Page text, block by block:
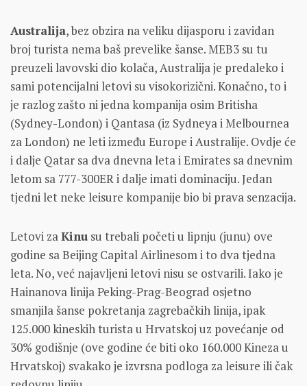
Australija, bez obzira na veliku dijasporu i zavidan
broj turista nema baš prevelike šanse. MEB3 su tu
preuzeli lavovski dio kolača, Australija je predaleko i
sami potencijalni letovi su visokorizični. Konačno, to i
je razlog zašto ni jedna kompanija osim Britisha
(Sydney-London) i Qantasa (iz Sydneya i Melbournea
za London) ne leti između Europe i Australije. Ovdje će
i dalje Qatar sa dva dnevna leta i Emirates sa dnevnim
letom sa 777-300ER i dalje imati dominaciju. Jedan
tjedni let neke leisure kompanije bio bi prava senzacija.
Letovi zaKinu su trebali početi u lipnju (junu) ove
godine sa Beijing Capital Airlinesom i to dva tjedna
leta. No, već najavljeni letovi nisu se ostvarili. Iako je
Hainanova linija Peking-Prag-Beograd osjetno
smanjila šanse pokretanja zagrebačkih linija, ipak
125.000 kineskih turista u Hrvatskoj uz povećanje od
30% godišnje (ove godine će biti oko 160.000 Kineza u
Hrvatskoj) svakako je izvrsna podloga za leisure ili čak